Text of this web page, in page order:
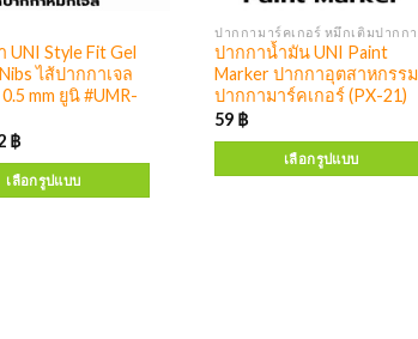
ปากกาน้ำมัน UNI Paint
Marker ปากกาอุตสาหกรรม
ปากกามาร์คเกอร์ (PX-21)
59 ฿
เลือกรูปแบบ
UNI Style Fit Gel
ไส้ปากกาเจล
mm ยูนิ #UMR-
฿
เลือกรูปแบบ